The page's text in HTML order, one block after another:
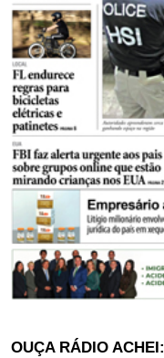
OUÇA RÁDIO ACHEI: